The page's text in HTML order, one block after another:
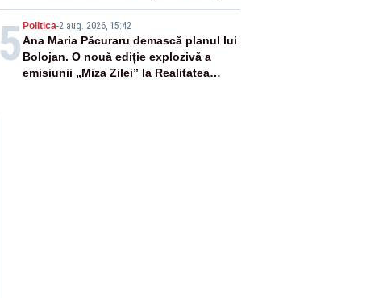
5 Politica-2 aug. 2026, 15:42
Ana Maria Păcuraru demască planul lui
Bolojan. O nouă ediție explozivă a
emisiunii „Miza Zilei” la Realitatea